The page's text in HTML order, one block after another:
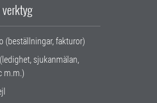
(beställningar, fakturor)
sjukanmälan,
m.m.)